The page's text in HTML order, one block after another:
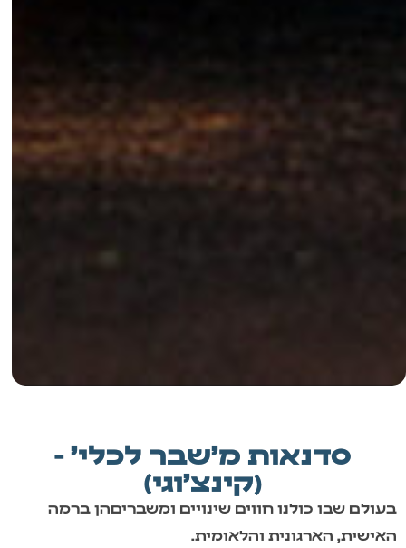
סדנאות מ'שבר לכלי' -
(קינצ'וגי)
שבו כולנו חווים שינויים ומשבריםהן ברמה
הארגונית והלאומית.